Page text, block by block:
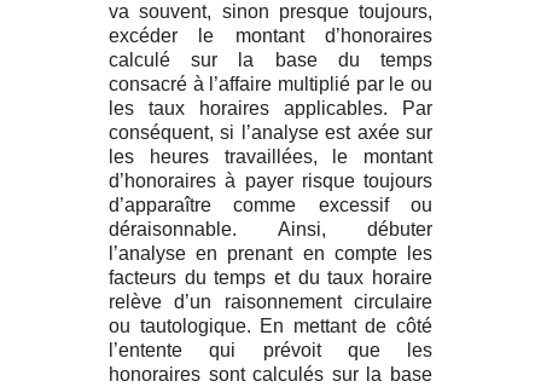
va souvent, sinon presque toujours,
excéder le montant d’honoraires
calculé sur la base du temps
consacré à l’affaire multiplié par le ou
les taux horaires applicables. Par
conséquent, si l’analyse est axée sur
les heures travaillées, le montant
d’honoraires à payer risque toujours
d’apparaître comme excessif ou
déraisonnable. Ainsi, débuter
l’analyse en prenant en compte les
facteurs du temps et du taux horaire
relève d’un raisonnement circulaire
ou tautologique. En mettant de côté
l’entente qui prévoit que les
honoraires sont calculés sur la base